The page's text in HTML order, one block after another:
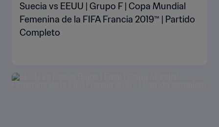
Suecia vs EEUU | Grupo F | Copa Mundial
Femenina de la FIFA Francia 2019™ | Partido
Completo